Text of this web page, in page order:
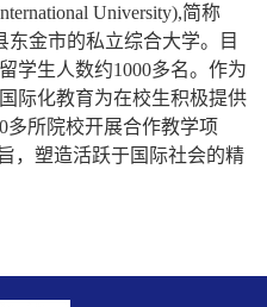
University),简称
东金市的私立综合大学。目
留学生人数约1000多名。作为
际化教育为在校生积极提供
多所院校开展合作教学项
，塑造活跃于国际社会的精